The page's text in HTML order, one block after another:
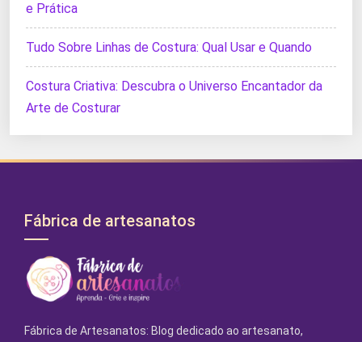
e Prática
Tudo Sobre Linhas de Costura: Qual Usar e Quando
Costura Criativa: Descubra o Universo Encantador da
Arte de Costurar
Fábrica de artesanatos
Fábrica de Artesanatos: Blog dedicado ao artesanato,